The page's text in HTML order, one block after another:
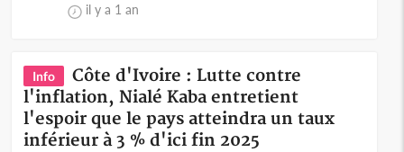
il y a 1 an
Info
Côte d'Ivoire : Lutte contre
l'inflation, Nialé Kaba entretient
l'espoir que le pays atteindra un taux
inférieur à 3 % d'ici fin 2025